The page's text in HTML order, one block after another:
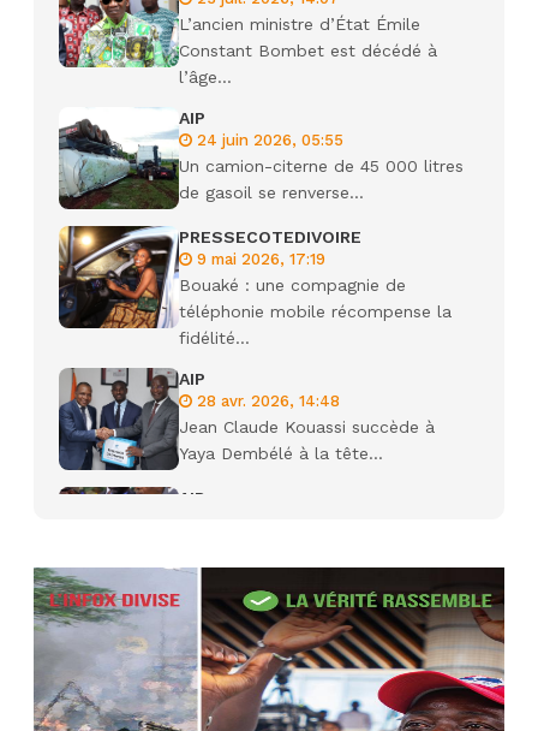
L’ancien ministre d’État Émile
Constant Bombet est décédé à
l’âge...
AIP
24 juin 2026, 05:55
Un camion-citerne de 45 000 litres
de gasoil se renverse...
PRESSECOTEDIVOIRE
9 mai 2026, 17:19
Bouaké : une compagnie de
téléphonie mobile récompense la
fidélité...
AIP
28 avr. 2026, 14:48
Jean Claude Kouassi succède à
Yaya Dembélé à la tête...
AIP
Camara tué lors d’attaques...
22 avr. 2026, 16:41
Des bureaux ravagés dans un
incendie survenu à la mairie...